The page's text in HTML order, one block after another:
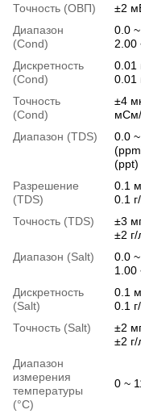
Точность (ОВП)
±2
Диапазон
(Cond)
0.0
Дискретность
(Cond)
0.01
Точность
(Cond)
±4
Диапазон (TDS)
0.0
(ppt)
Разрешение
(TDS)
0.1
0.1
Точность (TDS)
±3
±2
Диапазон (Salt)
0.0
1.00
Дискретность
(Salt)
0.1
0.1
Точность (Salt)
±2
±2
Диапазон
измерения
температуры
(°C)
0 ~